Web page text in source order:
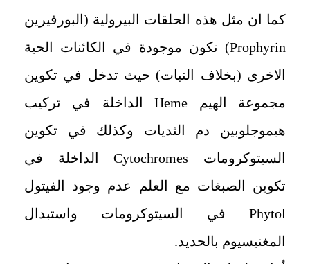
كما ان مثل هذه الحلقات البيرولية (البورفيرين
Prophyrin) تكون موجودة في الكائنات الحية
الاخرى (بخلاف النبات) حيث تدخل في تكوين
مجموعة الهيم Hemeالداخلة في تركيب
هيموجلوبين دم الثديات وكذلك في تكوين
السيتوكرومات Cytochromesالداخلة في
تكوين الصبغات مع العلم عدم وجود الفيتول
Phytol في السيتوكرومات واستبدال
المغنيسيوم بالحديد.